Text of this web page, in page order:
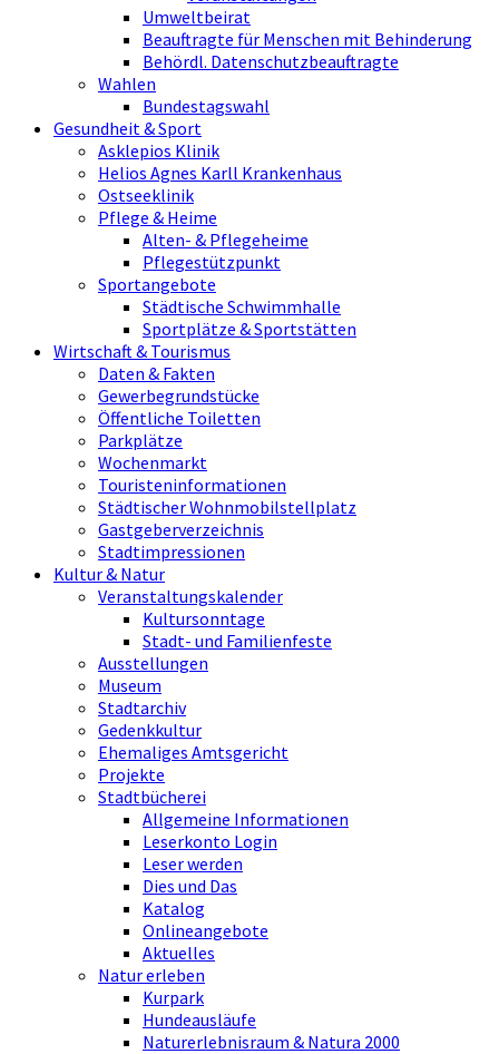
Umweltbeirat
Beauftragte für Menschen mit Behinderung
Behördl. Datenschutzbeauftragte
Wahlen
Bundestagswahl
Gesundheit & Sport
Asklepios Klinik
Helios Agnes Karll Krankenhaus
Ostseeklinik
Pflege & Heime
Alten- & Pflegeheime
Pflegestützpunkt
Sportangebote
Städtische Schwimmhalle
Sportplätze & Sportstätten
Wirtschaft & Tourismus
Daten & Fakten
Gewerbegrundstücke
Öffentliche Toiletten
Parkplätze
Wochenmarkt
Touristeninformationen
Städtischer Wohnmobilstellplatz
Gastgeberverzeichnis
Stadtimpressionen
Kultur & Natur
Veranstaltungskalender
Kultursonntage
Stadt- und Familienfeste
Ausstellungen
Museum
Stadtarchiv
Gedenkkultur
Ehemaliges Amtsgericht
Projekte
Stadtbücherei
Allgemeine Informationen
Leserkonto Login
Leser werden
Dies und Das
Katalog
Onlineangebote
Aktuelles
Natur erleben
Kurpark
Hundeausläufe
Naturerlebnisraum & Natura 2000